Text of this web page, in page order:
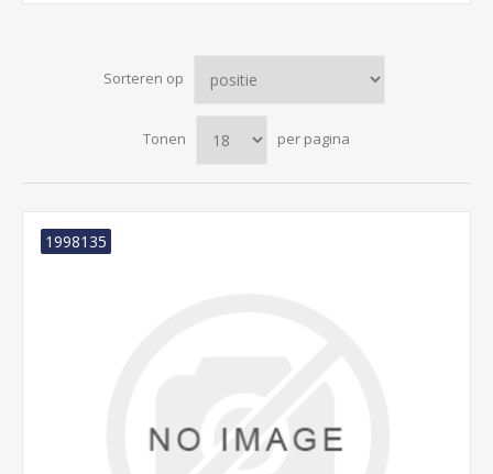
Sorteren op
Tonen per pagina
1998135